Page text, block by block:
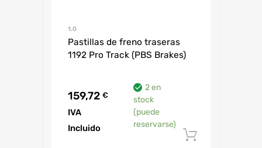
1.0
Pastillas de freno traseras
1192 Pro Track (PBS Brakes)
159,72 €
IVA
Incluido
2 en
stock
(puede
reservarse)